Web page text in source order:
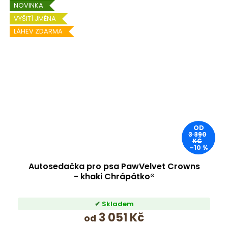
NOVINKA
VYŠITÍ JMÉNA
LÁHEV ZDARMA
OD
3 390
KČ
–10 %
Autosedačka pro psa PawVelvet Crowns
- khaki Chrápátko®
Skladem
od 3 051 Kč